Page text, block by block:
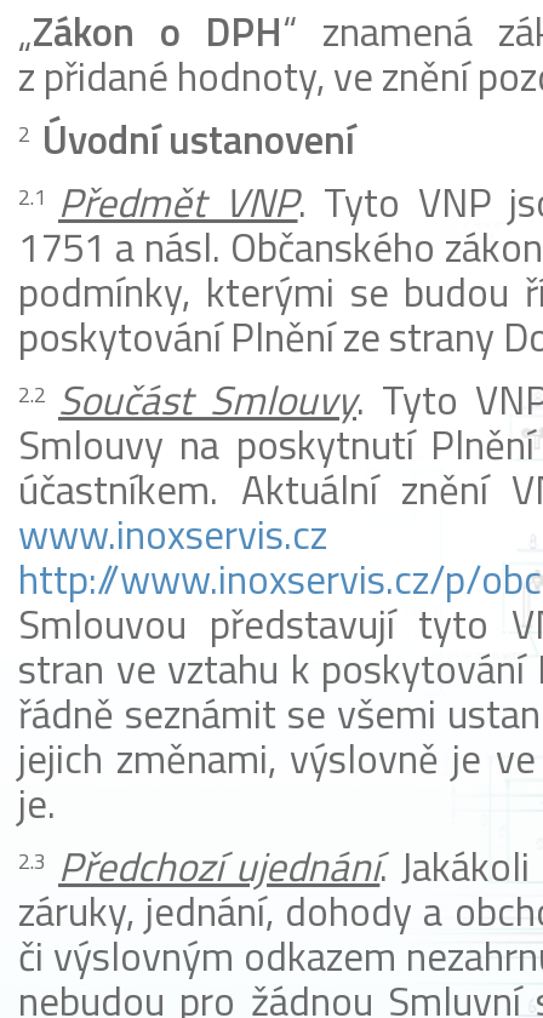
„Zákon o DPH“ znamená
z přidané hodnoty, ve znění
Úvodní ustanovení
Předmět VNP. Tyto VNP
1751 a násl. Občanského
podmínky, kterými se budou
poskytování Plnění ze strany
Součást Smlouvy. Tyto
Smlouvy na poskytnutí
účastníkem. Aktuální znění
www.inoxservis.cz
http://www.inoxservis.cz/p/
Smlouvou představují tyto
stran ve vztahu k
řádně seznámit se všemi
jejich změnami, výslovně je
je.
Předchozí ujednání.
záruky, jednání, dohody a
či výslovným odkazem
nebudou pro žádnou